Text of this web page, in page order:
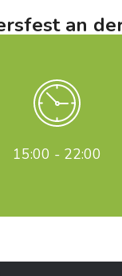
an
15:00 - 22:00